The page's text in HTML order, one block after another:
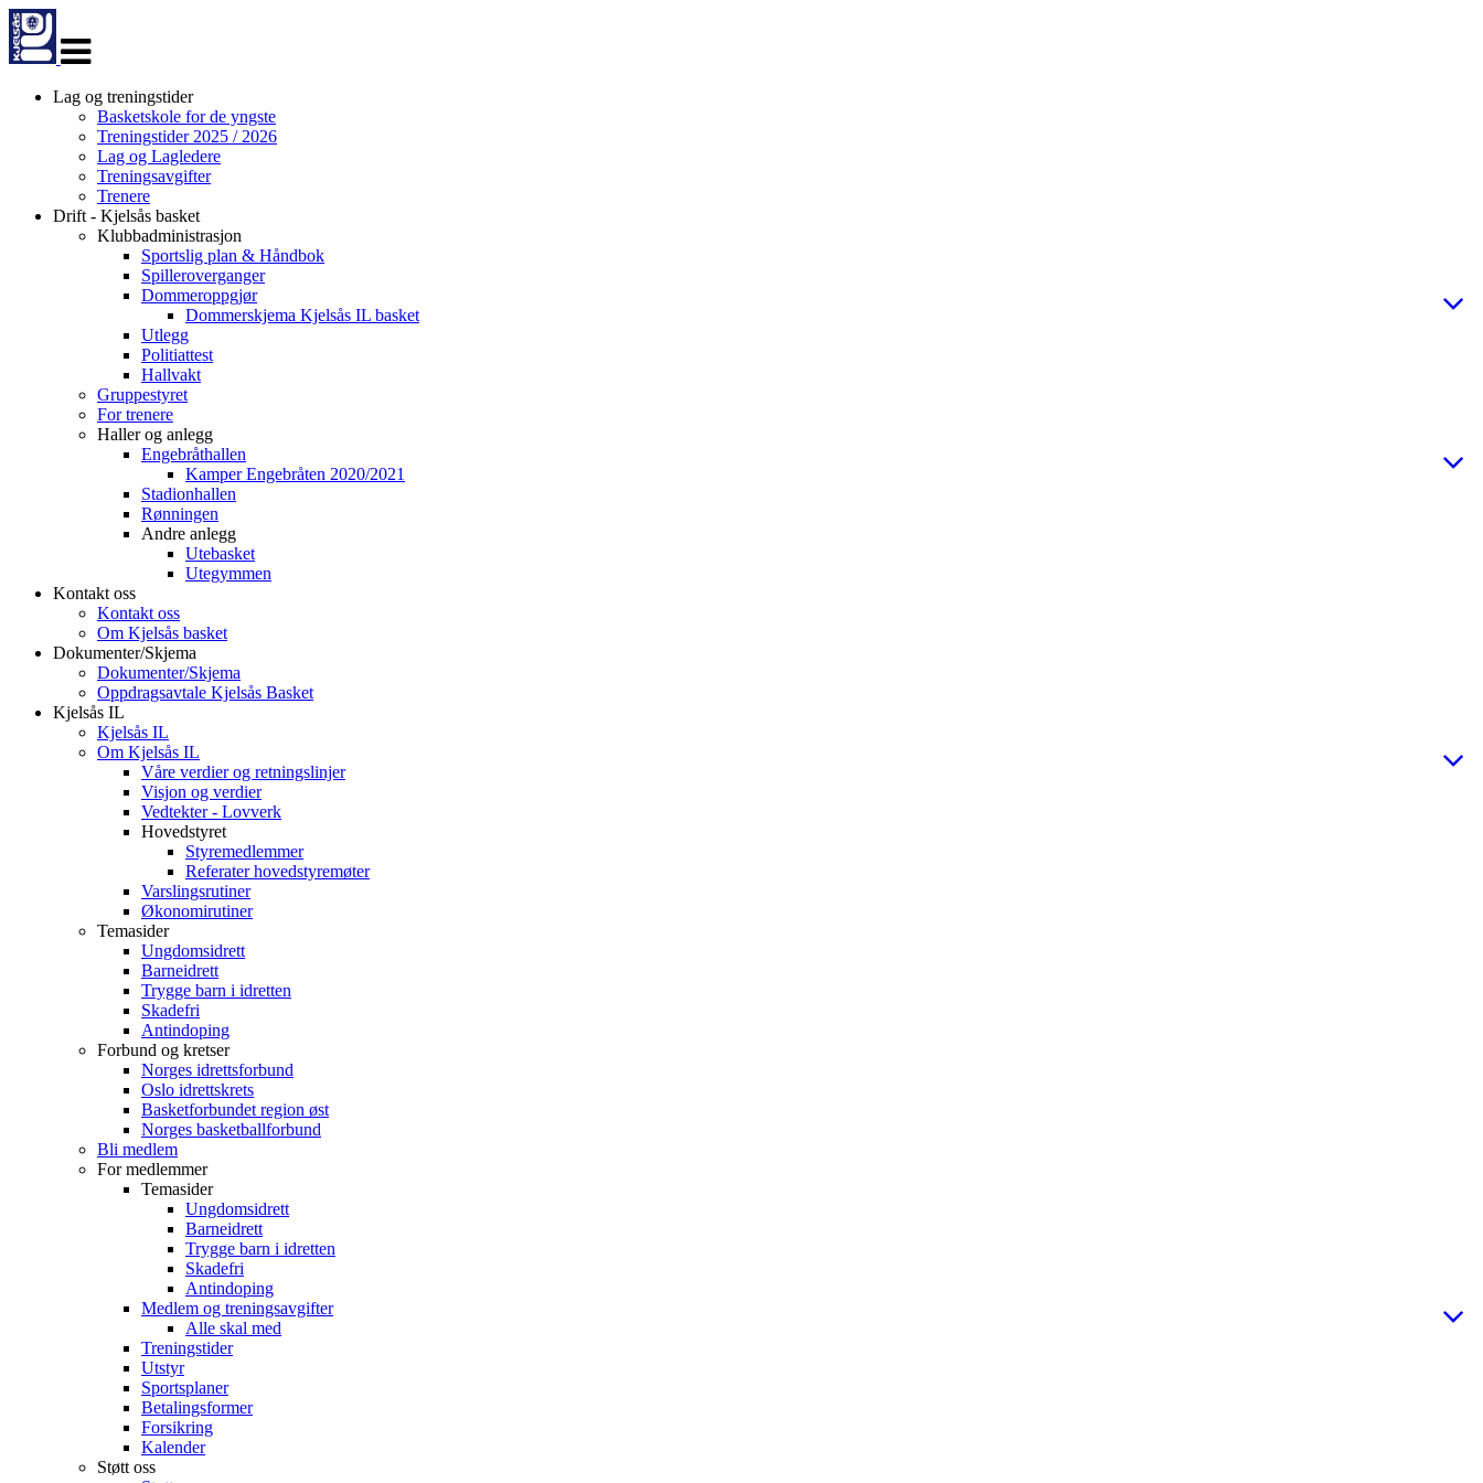
navigasjon
Lag og treningstider
Basketskole for de yngste
Treningstider 2025 / 2026
Lag og Lagledere
Treningsavgifter
Trenere
Drift - Kjelsås basket
Klubbadministrasjon
Sportslig plan & Håndbok
Spilleroverganger
Dommeroppgjør
Dommerskjema Kjelsås IL basket
Utlegg
Politiattest
Hallvakt
Gruppestyret
For trenere
Haller og anlegg
Engebråthallen
Kamper Engebråten 2020/2021
Stadionhallen
Rønningen
Andre anlegg
Utebasket
Utegymmen
Kontakt oss
Kontakt oss
Om Kjelsås basket
Dokumenter/Skjema
Dokumenter/Skjema
Oppdragsavtale Kjelsås Basket
Kjelsås IL
Kjelsås IL
Om Kjelsås IL
Våre verdier og retningslinjer
Visjon og verdier
Vedtekter - Lovverk
Hovedstyret
Styremedlemmer
Referater hovedstyremøter
Varslingsrutiner
Økonomirutiner
Temasider
Ungdomsidrett
Barneidrett
Trygge barn i idretten
Skadefri
Antindoping
Forbund og kretser
Norges idrettsforbund
Oslo idrettskrets
Basketforbundet region øst
Norges basketballforbund
Bli medlem
For medlemmer
Temasider
Ungdomsidrett
Barneidrett
Trygge barn i idretten
Skadefri
Antindoping
Medlem og treningsavgifter
Alle skal med
Treningstider
Utstyr
Sportsplaner
Betalingsformer
Forsikring
Kalender
Støtt oss